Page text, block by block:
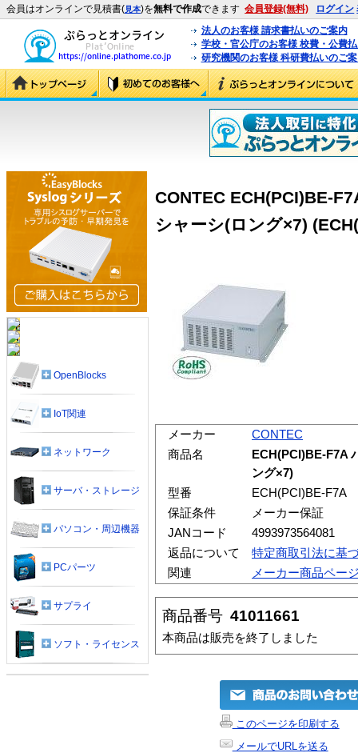
会員はオンラインで見積書(見本)を無料で作成できます 会員登録(無料) ログイン
法人のお客様 請求書払いのご案内
学校・官公庁のお客様 校費・公費
研究機関のお客様 科研費払いのご
CONTEC ECH(PCI)BE-
シャーシ(ロング×7)
メーカー
CONTEC
商品名
ECH(PCI)BE-F7A
ング×7)
型番
ECH(PCI)BE-F7A
保証条件
メーカー保証
JANコード
4993973564081
返品について
特定商取引法に基
関連
メーカー商品ペー
商品番号 41011661
本商品は販売を終了しました
このページを印刷する
メールでURLを送る
OpenBlocks
IoT関連
ネットワーク
サーバ・ストレージ
パソコン・周辺機器
PCパーツ
サプライ
ソフト・ライセンス